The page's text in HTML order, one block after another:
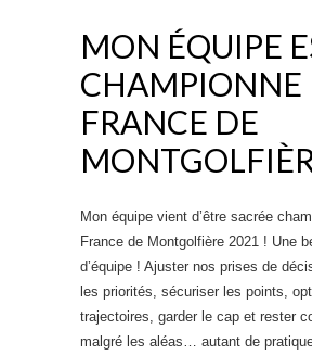
MON ÉQUIPE
CHAMPIONNE
FRANCE DE
Mon équipe vient d’être sacrée
France de Montgolfière 2021 ! Une
d’équipe ! Ajuster nos prises de
les priorités, sécuriser les points,
trajectoires, garder le cap et rester
malgré les aléas… autant de